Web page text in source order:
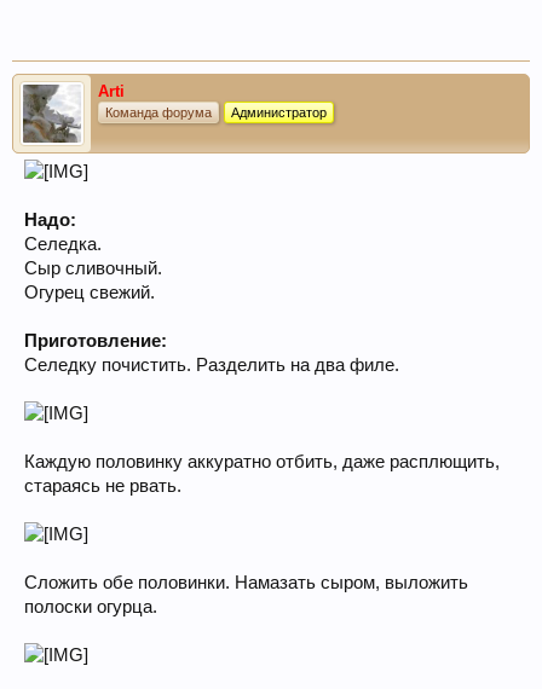
Arti
Команда форума Администратор
Надо:
Селедка.
Сыр сливочный.
Огурец свежий.
Приготовление:
Селедку почистить. Разделить на два филе.
Каждую половинку аккуратно отбить, даже расплющить,
стараясь не рвать.
Сложить обе половинки. Намазать сыром, выложить
полоски огурца.